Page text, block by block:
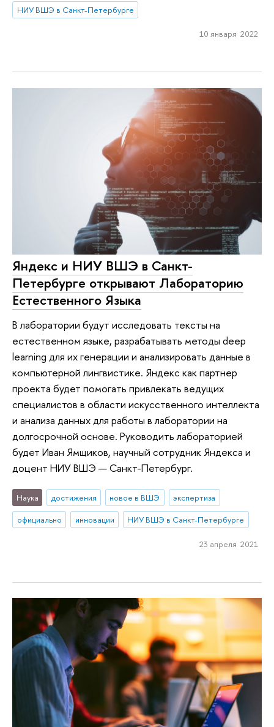
НИУ ВШЭ в Санкт-Петербурге
10 января 2022
Яндекс и НИУ ВШЭ в Санкт-
Петербурге открывают Лабораторию
Естественного Языка
В лаборатории будут исследовать тексты на
естественном языке, разрабатывать методы deep
learning для их генерации и анализировать данные в
компьютерной лингвистике. Яндекс как партнер
проекта будет помогать привлекать ведущих
специалистов в области искусственного интеллекта
и анализа данных для работы в лаборатории на
долгосрочной основе. Руководить лабораторией
будет Иван Ямщиков, научный сотрудник Яндекса и
доцент НИУ ВШЭ — Санкт-Петербург.
Наука достижения новое в ВШЭ
экспертиза
официально
инновации НИУ ВШЭ в Санкт-Петербурге
23 апреля 2021